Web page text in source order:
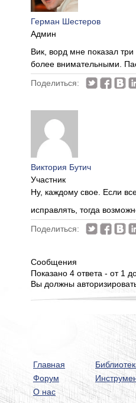
Герман Шестеров
Админ
Вик, ворд мне показал
более внимательными.
Поделиться:
Виктория Бутич
Участник
Ну, каждому свое. Если
исправлять, тогда
Поделиться:
Сообщения
Показано 4 ответа - от 1
Вы должны
Главная
Форум
О нас